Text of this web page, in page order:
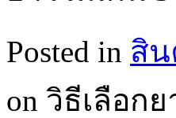
Posted in สิน
on วิธีเลือก